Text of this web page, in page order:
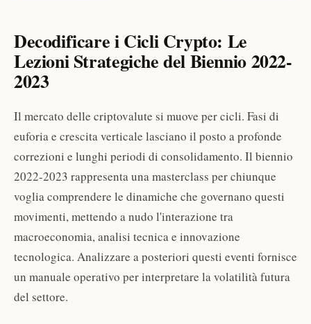
Decodificare i Cicli Crypto: Le
Lezioni Strategiche del Biennio 2022-
2023
Il mercato delle criptovalute si muove per cicli. Fasi di
euforia e crescita verticale lasciano il posto a profonde
correzioni e lunghi periodi di consolidamento. Il biennio
2022-2023 rappresenta una masterclass per chiunque
voglia comprendere le dinamiche che governano questi
movimenti, mettendo a nudo l'interazione tra
macroeconomia, analisi tecnica e innovazione
tecnologica. Analizzare a posteriori questi eventi fornisce
un manuale operativo per interpretare la volatilità futura
del settore.